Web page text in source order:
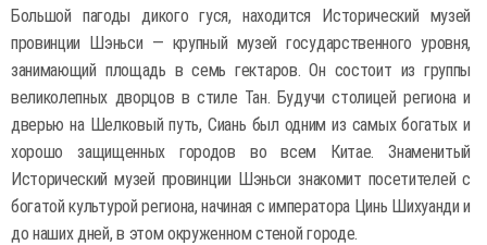
Большой пагоды дикого гуся, находится Исторический музей
провинции Шэньси — крупный музей государственного уровня,
занимающий площадь в семь гектаров. Он состоит из группы
великолепных дворцов в стиле Тан. Будучи столицей региона и
дверью на Шелковый путь, Сиань был одним из самых богатых и
хорошо защищенных городов во всем Китае. Знаменитый
Исторический музей провинции Шэньси знакомит посетителей с
богатой культурой региона, начиная с императора Цинь Шихуанди и
до наших дней, в этом окруженном стеной городе.